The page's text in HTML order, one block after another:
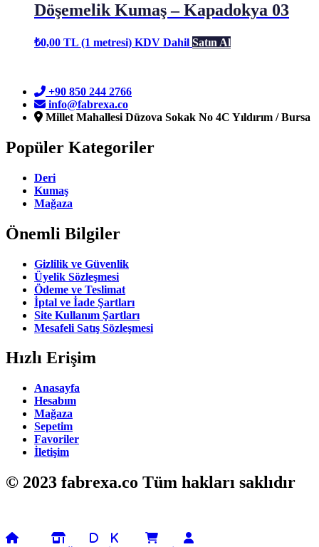
Döşemelik Kumaş – Kapadokya 03
₺0,00 TL (1 metresi) KDV Dahil Satın Al
+90 850 244 2766
info@fabrexa.co
Millet Mahallesi Düzova Sokak No 4C Yıldırım / Bursa
Popüler Kategoriler
Deri
Kumaş
Mağaza
Önemli Bilgiler
Gizlilik ve Güvenlik
Üyelik Sözleşmesi
Ödeme ve Teslimat
İptal ve İade Şartları
Site Kullanım Şartları
Mesafeli Satış Sözleşmesi
Hızlı Erişim
Anasayfa
Hesabım
Mağaza
Sepetim
Favoriler
İletişim
© 2023 fabrexa.co Tüm hakları saklıdır